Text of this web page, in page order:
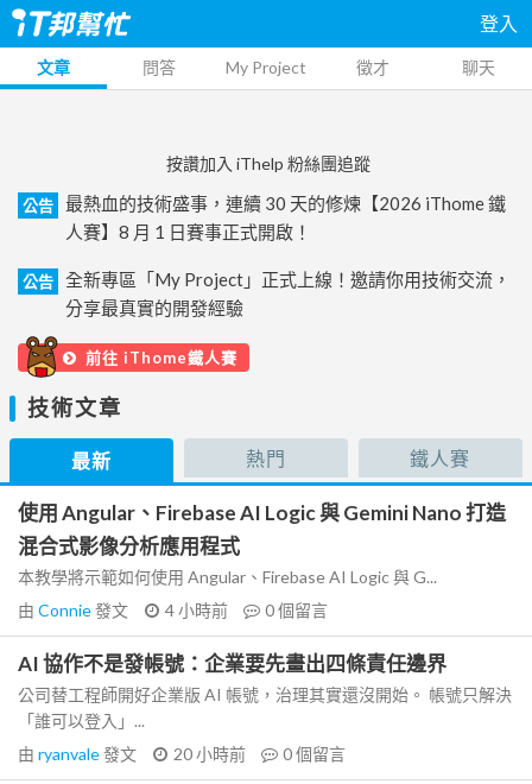
登入
文章 問答 My Project 徵才 聊天
按讚加入 iThelp 粉絲團追蹤
公告
最熱血的技術盛事，連續 30 天的修煉【2026 iThome 鐵
人賽】8 月 1 日賽事正式開啟！
公告
全新專區「My Project」正式上線！邀請你用技術交流，
分享最真實的開發經驗
前往 iThome鐵人賽
技術文章
最新 熱門 鐵人賽
使用 Angular、Firebase AI Logic 與 Gemini Nano 打造
混合式影像分析應用程式
本教學將示範如何使用 Angular、Firebase AI Logic 與 G...
由 Connie發文 4 小時前 0個留言
AI 協作不是發帳號：企業要先畫出四條責任邊界
公司替工程師開好企業版 AI 帳號，治理其實還沒開始。 帳號只解決
「誰可以登入」...
由 ryanvale發文 20 小時前 0個留言